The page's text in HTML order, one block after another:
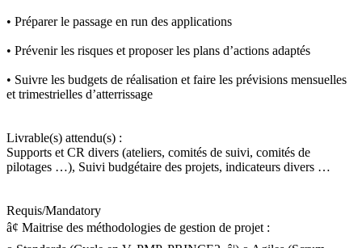
• Préparer le passage en run des applications
• Prévenir les risques et proposer les plans d’actions adaptés
• Suivre les budgets de réalisation et faire les prévisions mensuelles
et trimestrielles d’atterrissage
Livrable(s) attendu(s) :
Supports et CR divers (ateliers, comités de suivi, comités de
pilotages …), Suivi budgétaire des projets, indicateurs divers …
Requis/Mandatory
â¢ Maitrise des méthodologies de gestion de projet :